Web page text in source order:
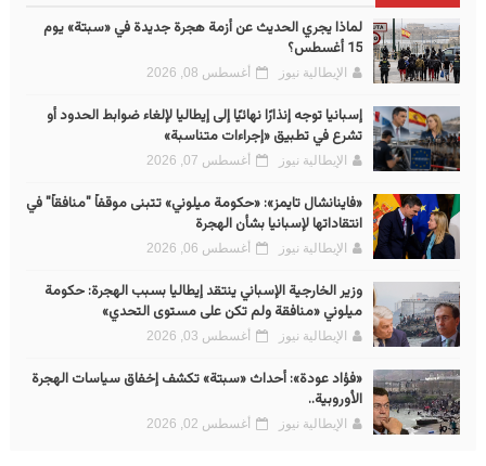
لماذا يجري الحديث عن أزمة هجرة جديدة في «سبتة» يوم
15 أغسطس؟
الإيطالية نيوز أغسطس 08, 2026
إسبانيا توجه إنذارًا نهائيًا إلى إيطاليا لإلغاء ضوابط الحدود أو
تشرع في تطبيق «إجراءات متناسبة»
الإيطالية نيوز أغسطس 07, 2026
«فاينانشال تايمز»: «حكومة ميلوني» تتبنى موقفاً "منافقاً" في
انتقاداتها لإسبانيا بشأن الهجرة
الإيطالية نيوز أغسطس 06, 2026
وزير الخارجية الإسباني ينتقد إيطاليا بسبب الهجرة: حكومة
ميلوني «منافقة ولم تكن على مستوى التحدي»
الإيطالية نيوز أغسطس 03, 2026
«فؤاد عودة»: أحداث «سبتة» تكشف إخفاق سياسات الهجرة
الأوروبية..
الإيطالية نيوز أغسطس 02, 2026